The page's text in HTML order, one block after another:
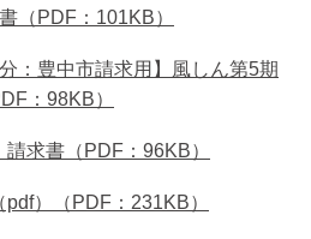
（PDF：101KB）
：豊中市請求用】風しん第5期
：98KB）
求書（PDF：96KB）
）（PDF：231KB）